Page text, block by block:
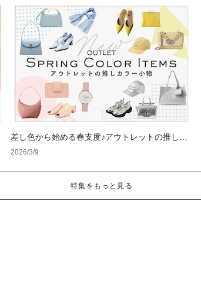
差し色から始める春支度♪アウトレットの推しカ
ラー小物
2026/3/9
特集をもっと見る